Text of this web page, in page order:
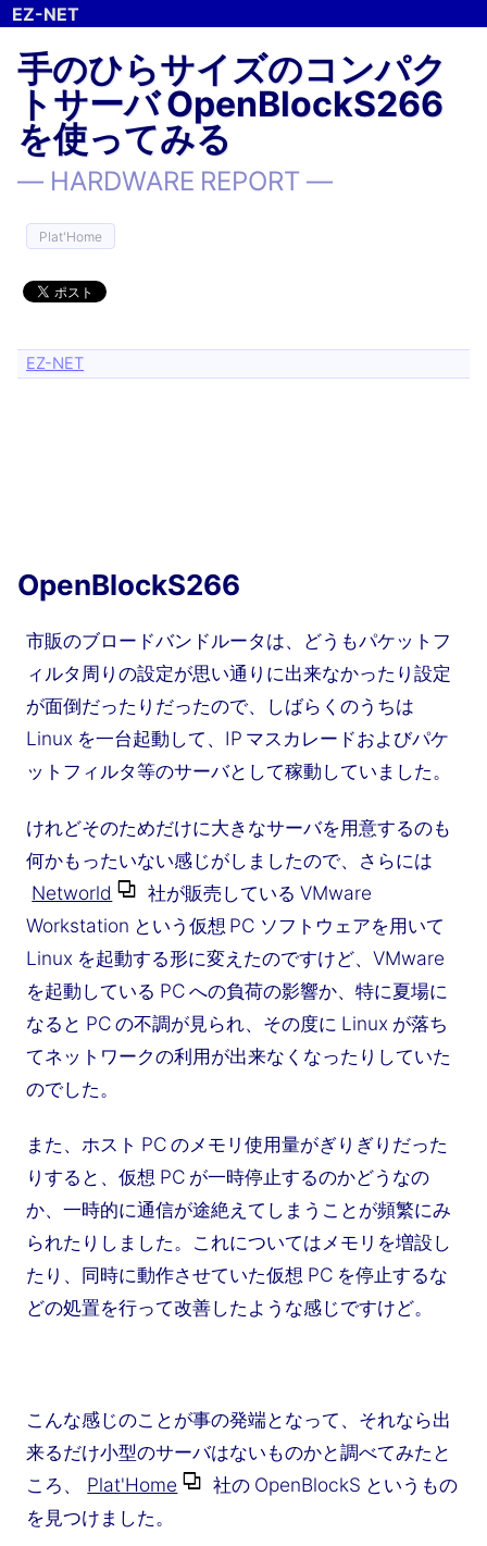
手のひらサイズのコンパク
トサーバ OpenBlockS266
を使ってみる
HARDWARE REPORT
Plat'Home
EZ-NET
OpenBlockS266
市販のブロードバンドルータは、どうもパケットフ
ィルタ周りの設定が思い通りに出来なかったり設定
が面倒だったりだったので、しばらくのうちは
Linux を一台起動して、IP マスカレードおよびパケ
ットフィルタ等のサーバとして稼動していました。
けれどそのためだけに大きなサーバを用意するのも
何かもったいない感じがしましたので、さらには
Networld
社が販売している VMware
Workstation という仮想 PC ソフトウェアを用いて
Linux を起動する形に変えたのですけど、VMware
を起動している PC への負荷の影響か、特に夏場に
なると PC の不調が見られ、その度に Linux が落ち
てネットワークの利用が出来なくなったりしていた
のでした。
また、ホスト PC のメモリ使用量がぎりぎりだった
りすると、仮想 PC が一時停止するのかどうなの
か、一時的に通信が途絶えてしまうことが頻繁にみ
られたりしました。これについてはメモリを増設し
たり、同時に動作させていた仮想 PC を停止するな
どの処置を行って改善したような感じですけど。
こんな感じのことが事の発端となって、それなら出
来るだけ小型のサーバはないものかと調べてみたと
ころ、
Plat'Home
社の OpenBlockS というもの
を見つけました。